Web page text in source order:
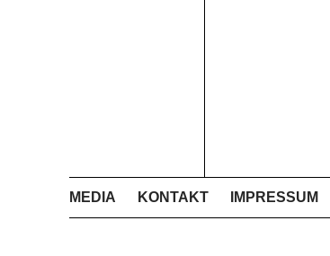
MEDIA KONTAKT IMPRESSUM